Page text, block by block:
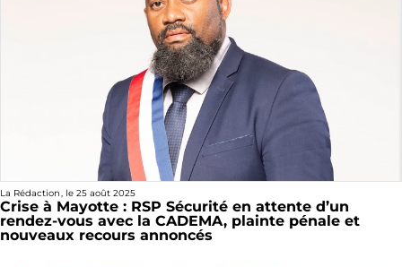
La Rédaction, le 25 août 2025
Crise à Mayotte : RSP Sécurité en attente d’un
rendez-vous avec la CADEMA, plainte pénale et
nouveaux recours annoncés